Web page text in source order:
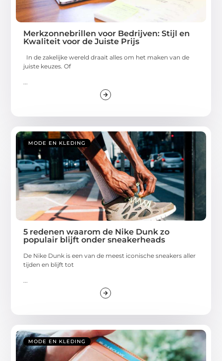
Merkzonnebrillen voor Bedrijven: Stijl en
Kwaliteit voor de Juiste Prijs
In de zakelijke wereld draait alles om het maken van de
juiste keuzes. Of
...
MODE EN KLEDING
5 redenen waarom de Nike Dunk zo
populair blijft onder sneakerheads
De Nike Dunk is een van de meest iconische sneakers aller
tijden en blijft tot
...
MODE EN KLEDING